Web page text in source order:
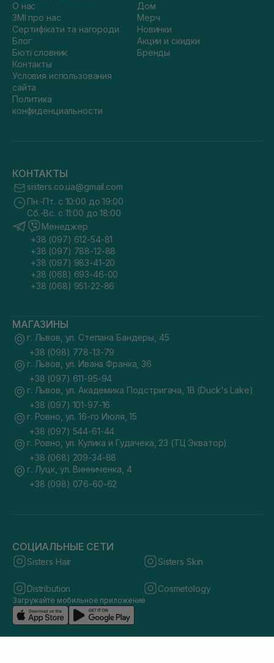
О нас
ЗМІ про нас
Сертифікати та нагороди
Блог
Бюті словник
Контакты
Условия использования
сайта
Политика
конфиденциальности
Дом
Мерч
Новинки
Акции и скидки
Бренды
КОНТАКТЫ
sisters.co.ua@gmail.com
Пн.-Пт. с 10:00 до 19:00
Сб.-Вс. с 11:00 до 18:00
Менеджер
+38 (097) 612-54-81
+38 (097) 788-12-88
+38 (097) 983-41-20
+38 (068) 693-46-00
+38 (068) 951-22-86
МАГАЗИНЫ
г. Львов, ул. Степана Бандеры, 45
+38 (098) 778-13-79
г. Львов, ул. Ивана Франка, 36
+38 (097) 611-95-94
г. Львов, ул. Академика Подстригача, 1В (Duck's Lake)
+38 (097) 101-97-16
г. Ровно, ул. 16-го Июля, 15
+38 (097) 544-61-44
г. Ровно, ул. Кулика и Гудачека, 23 (ТЦ Экватор)
+38 (068) 209-34-88
г. Луцк, ул. Винниченка, 4
+38 (098) 076-60-62
СОЦИАЛЬНЫЕ СЕТИ
Sisters Hair Sisters Skin
Distribution Cosmetology
Загружайте мобильное приложение